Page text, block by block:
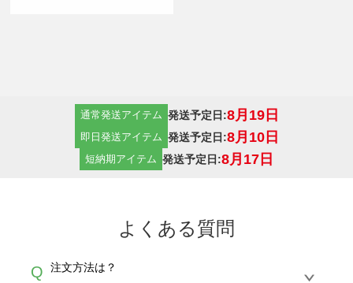
通常発送アイテム 発送予定日:8月19日
即日発送アイテム 発送予定日:8月10日
短納期アイテム 発送予定日:8月17日
よくある質問
Q 注文方法は？